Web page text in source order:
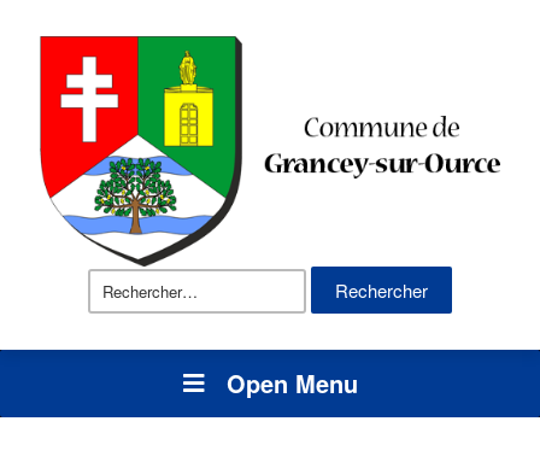
Rechercher :
Open Menu